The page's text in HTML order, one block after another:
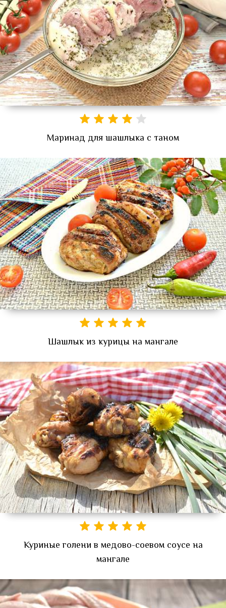
Маринад для шашлыка с таном
Шашлык из курицы на мангале
Куриные голени в медово-соевом соусе на
мангале